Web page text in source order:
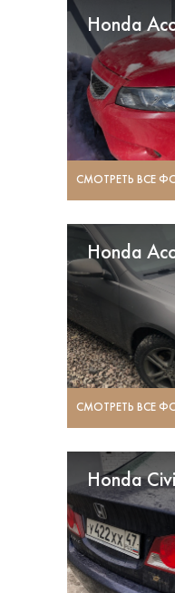
Honda
СМОТРЕТЬ ВСЕ
Honda
СМОТРЕТЬ ВСЕ
Honda